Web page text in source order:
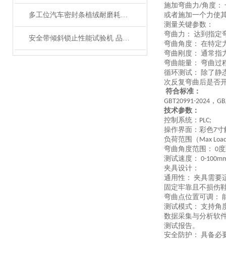
多工位汽车密封条植绒耐磨耗试验机 性能稳定 上海理涛
安全带倾斜锁止性能试验机 品质优良 上海理涛自动化科技有限公司
施加弯曲力/角度：
或者施加一个力使
测量关键参数：
弯曲力： 达到指定
弯曲角度： 在特定
弯曲刚度： 通常指
弯曲能量： 弯曲过
循环测试：
除了静
次反复弯曲后是否
符合标准：
GBT20991-2024 ，
技术参数：
控制系统： PLC;
操作界面：彩色7寸
负荷范围（ Max
弯曲角度范围： ‌ 0
测试速度： 0-
夹具设计：
通用性： 夹具需要
固定牢靠且不损伤
弯曲点位置可调：
测试模式： 支持角
数据采集与分析软
测试报告。
安全防护： 具备必